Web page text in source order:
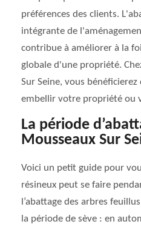
préférences des clients.
intégrante de
contribue à améliorer à la
globale d'une propriété.
Sur Seine, vous
embellir votre propriété ou
La période
Mousseaux Sur
Voici un petit guide pour
résineux peut se faire
l’abattage des arbres
la période de sève : en